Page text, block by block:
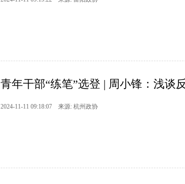
青年干部“练笔”选登 | 周小锋：浅谈
2024-11-11 09:18:07 来源: 杭州政协